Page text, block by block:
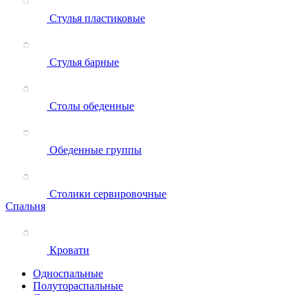
Стулья пластиковые
Стулья барные
Столы обеденные
Обеденные группы
Столики сервировочные
Спальня
Кровати
Односпальные
Полутораспальные